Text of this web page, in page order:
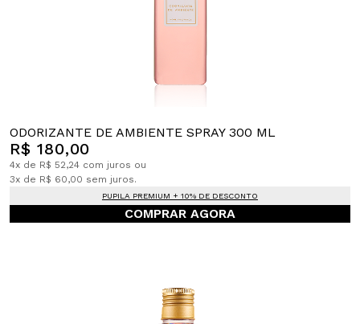
ODORIZANTE DE AMBIENTE SPRAY 300 ML
R$ 180,00
4x de R$ 52,24 com juros ou
3x de R$ 60,00 sem juros.
PUPILA PREMIUM + 10% DE DESCONTO
COMPRAR AGORA